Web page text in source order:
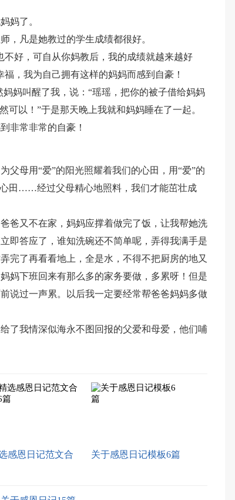
妈了。
，凡是她教过的学生成绩都很好。
好，可自从你妈教后，我的成绩就越来越好
，我为自己拥有这样的妈妈而感到自豪！
妈叫醒了我，说：“瑶瑶，把你的被子借给妈妈
可以！”于是那天晚上我就和妈妈睡在了一起。
非常非常的自豪！
父母用“爱”的阳光照耀着我们的心田，用“爱”的
田……经过父母精心地照料，我们才能茁壮成
爸又不在家，妈妈应撑着做完了饭，让我帮她洗
即答应了，谁知洗碗还不简单呢，弄得我满手是
完了再看看地上，全是水，不得不把厨房的地又
妈下班回来有那么多的家务要做，多累呀！但是
说过一声累。以后我一定要经常帮爸爸妈妈多做
了我情深似海永不图回报的父爱和母爱，他们哺
感恩日记范文合
关于感恩日记模板6篇